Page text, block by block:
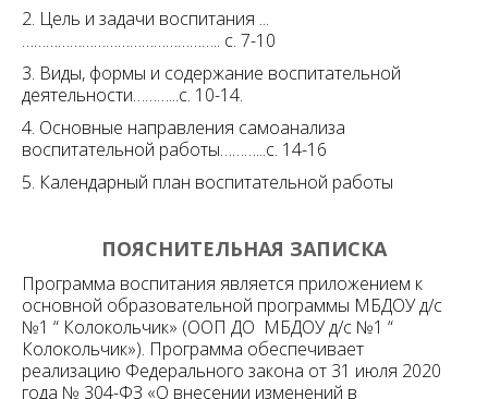
2. Цель и задачи воспитания ...
………………………………………….. с. 7-10
3. Виды, формы и содержание воспитательной
деятельности………...с. 10-14.
4. Основные направления самоанализа
воспитательной работы………...с. 14-16
5. Календарный план воспитательной работы
ПОЯСНИТЕЛЬНАЯ ЗАПИСКА
Программа воспитания является приложением к
основной образовательной программы МБДОУ д/с
№1 “ Колокольчик» (ООП ДО МБДОУ д/с №1 “
Колокольчик»). Программа обеспечивает
реализацию Федерального закона от 31 июля 2020
года № 304-ФЗ «О внесении изменений в